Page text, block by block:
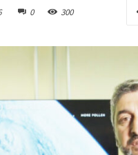
0 300